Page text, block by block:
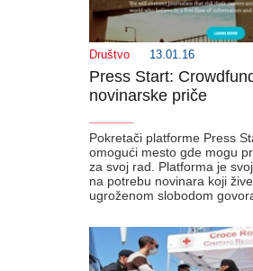
Društvo 13.01.16
Press Start:
novinarske priče
Pokretači platforme Press
omogući mesto gde mogu
za svoj rad. Platforma je
na potrebu novinara koji
ugroženom slobodom